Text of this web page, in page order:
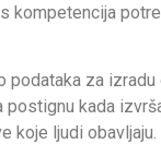
kompetencija
podataka za izradu
kada
koje ljudi